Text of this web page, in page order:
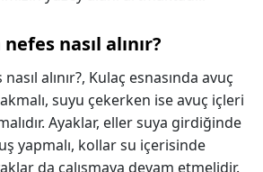
nasıl alınır?
alınır?, Kulaç esnasında avuç
suyu çekerken ise avuç içleri
Ayaklar, eller suya girdiğinde
yapmalı, kollar su içerisinde
da çalışmaya devam etmelidir.